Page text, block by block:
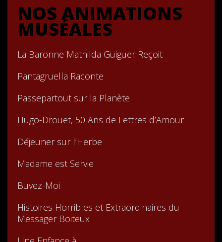
NOS ANIMATIONS
MUSÉALES
La Baronne Mathilda Guiguer Reçoit
Pantagruella Raconte
Passepartout sur la Planète
Hugo-Drouet, 50 Ans de Lettres d’Amour
Déjeuner sur l’Herbe
Madame est Servie
Buvez-Moi
Histoires Horribles et Extraordinaires du
Messager Boiteux